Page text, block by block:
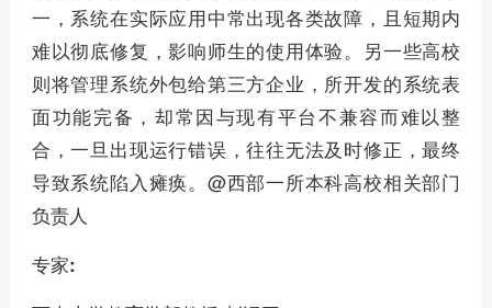
一，系统在实际应用中常出现各类故障，且短期内
难以彻底修复，影响师生的使用体验。另一些高校
则将管理系统外包给第三方企业，所开发的系统表
面功能完备，却常因与现有平台不兼容而难以整
合，一旦出现运行错误，往往无法及时修正，最终
导致系统陷入瘫痪。@西部一所本科高校相关部门
负责人
专家: